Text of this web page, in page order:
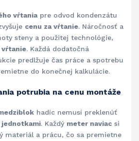
vŕtaniapre odvod kondenzátu
cenu za vŕtanie. Náročnosť a
steny a použitej technológie,
vŕtanie. Každá dodatočná
predlžuje čas práce a spotrebu
do konečnej kalkulácie.
potrubia na cenu montáže
hadíc nemusí preklenúť
jednotkami. Každý meter naviacsi
materiál a prácu, čo sa premietne